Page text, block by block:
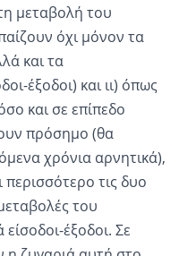
μεταβολή του
όχι μόνον τα
και τα
έξοδοι) και ιι) όπως
και σε επίπεδο
πρόσημο (θα
χρόνια αρνητικά),
τις δυο
του
έξοδοι. Σε